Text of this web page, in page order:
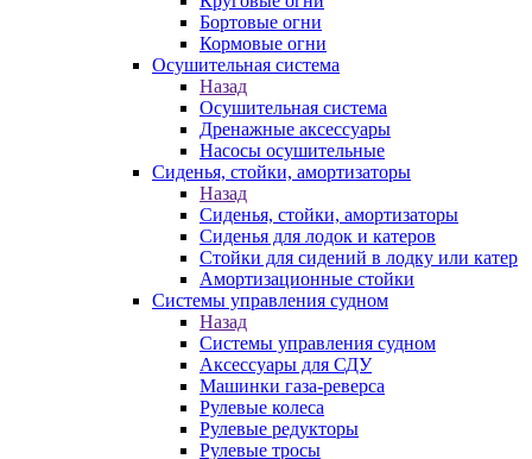
Бортовые огни
Кормовые огни
Осушительная система
Назад
Осушительная система
Дренажные аксессуары
Насосы осушительные
Сиденья, стойки, амортизаторы
Назад
Сиденья, стойки, амортизаторы
Сиденья для лодок и катеров
Стойки для сидений в лодку или катер
Амортизационные стойки
Системы управления судном
Назад
Системы управления судном
Аксессуары для СДУ
Машинки газа-реверса
Рулевые колеса
Рулевые редукторы
Рулевые тросы